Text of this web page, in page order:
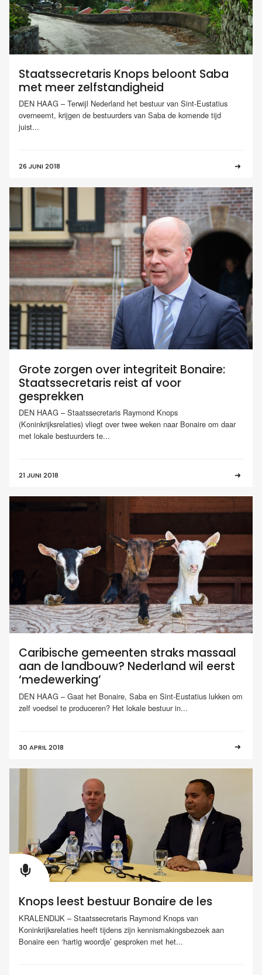
Staatssecretaris Knops beloont Saba
met meer zelfstandigheid
DEN HAAG – Terwijl Nederland het bestuur van Sint-Eustatius
overneemt, krijgen de bestuurders van Saba de komende tijd
juist...
26 JUNI 2018
Grote zorgen over integriteit Bonaire:
Staatssecretaris reist af voor
gesprekken
DEN HAAG – Staatssecretaris Raymond Knops
(Koninkrijksrelaties) vliegt over twee weken naar Bonaire om daar
met lokale bestuurders te...
21 JUNI 2018
Caribische gemeenten straks massaal
aan de landbouw? Nederland wil eerst
‘medewerking’
DEN HAAG – Gaat het Bonaire, Saba en Sint-Eustatius lukken om
zelf voedsel te produceren? Het lokale bestuur in...
30 APRIL 2018
Knops leest bestuur Bonaire de les
KRALENDIJK – Staatssecretaris Raymond Knops van
Koninkrijksrelaties heeft tijdens zijn kennismakingsbezoek aan
Bonaire een ‘hartig woordje’ gesproken met het...